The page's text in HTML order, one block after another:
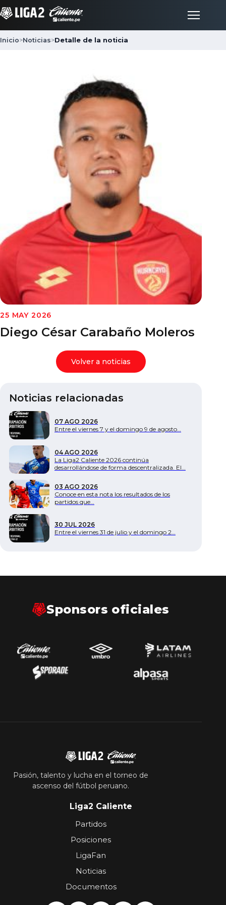
Noticias
Documentos
Inicio>Noticias>Detalle de la noticia
25 MAY 2026
Diego César Carabaño Moleros
Volver a noticias
Noticias relacionadas
07 AGO 2026
Entre el viernes 7 y el domingo 9 de agosto…
04 AGO 2026
La Liga2 Caliente 2026 continúa
desarrollándose de forma descentralizada. El…
03 AGO 2026
Conoce en esta nota los resultados de los
partidos que…
30 JUL 2026
Entre el viernes 31 de julio y el domingo 2…
Sponsors oficiales
Pasión, talento y lucha en el torneo de
ascenso del fútbol peruano.
Liga2 Caliente
Partidos
Posiciones
LigaFan
Noticias
Documentos